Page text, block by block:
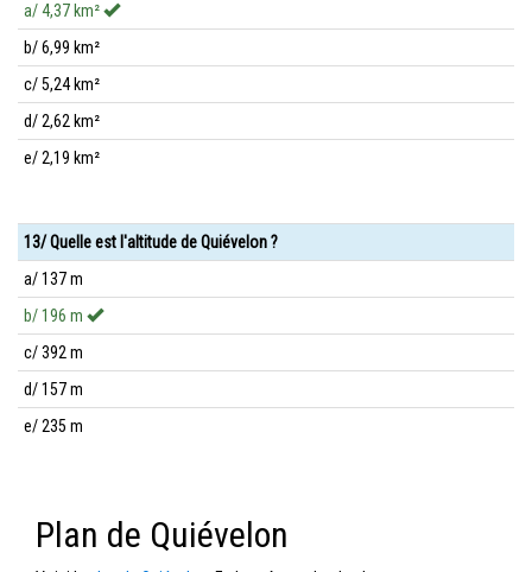
a/ 4,37 km²
b/ 6,99 km²
c/ 5,24 km²
d/ 2,62 km²
e/ 2,19 km²
13/ Quelle est l'altitude de Quiévelon ?
a/ 137 m
b/ 196 m
c/ 392 m
d/ 157 m
e/ 235 m
Plan de Quiévelon